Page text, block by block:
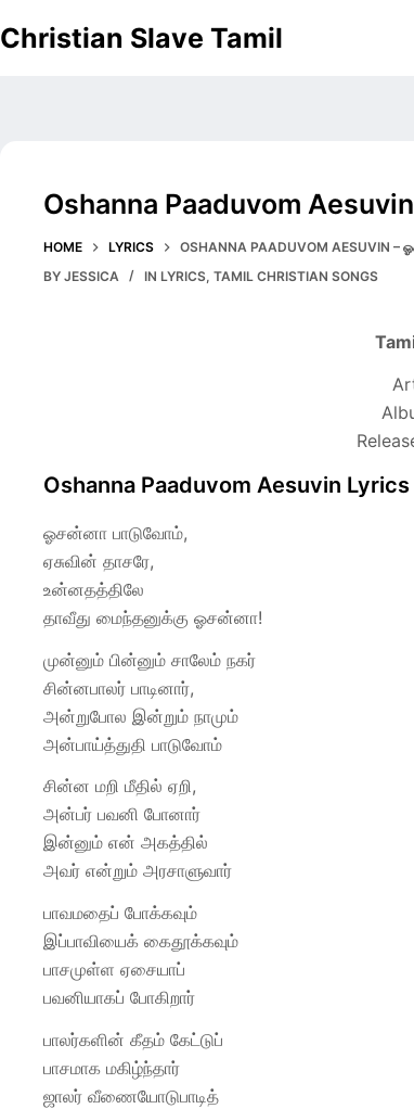
to
Christian Slave Tamil
Oshanna Paaduvom
HOME LYRICS
OSHANNA PAADUVOM AESUVIN –
BY JESSICA IN LYRICS,TAMIL CHRISTIAN SONGS
Oshanna Paaduvom Aesuvin Lyrics
ஓசன்னா பாடுவோம்,
ஏசுவின் தாசரே,
உன்னதத்திலே
தாவீது மைந்தனுக்கு ஓசன்னா!
முன்னும் பின்னும் சாலேம் நகர்
சின்னபாலர் பாடினார்,
அன்றுபோல இன்றும் நாமும்
அன்பாய்த்துதி பாடுவோம்
சின்ன மறி மீதில் ஏறி,
அன்பர் பவனி போனார்
இன்னும் என் அகத்தில்
அவர் என்றும் அரசாளுவார்
பாவமதைப் போக்கவும்
இப்பாவியைக் கைதூக்கவும்
பாசமுள்ள ஏசையாப்
பவனியாகப் போகிறார்
பாலர்களின் கீதம் கேட்டுப்
பாசமாக மகிழ்ந்தார்
ஜாலர் வீணையோடுபாடித்